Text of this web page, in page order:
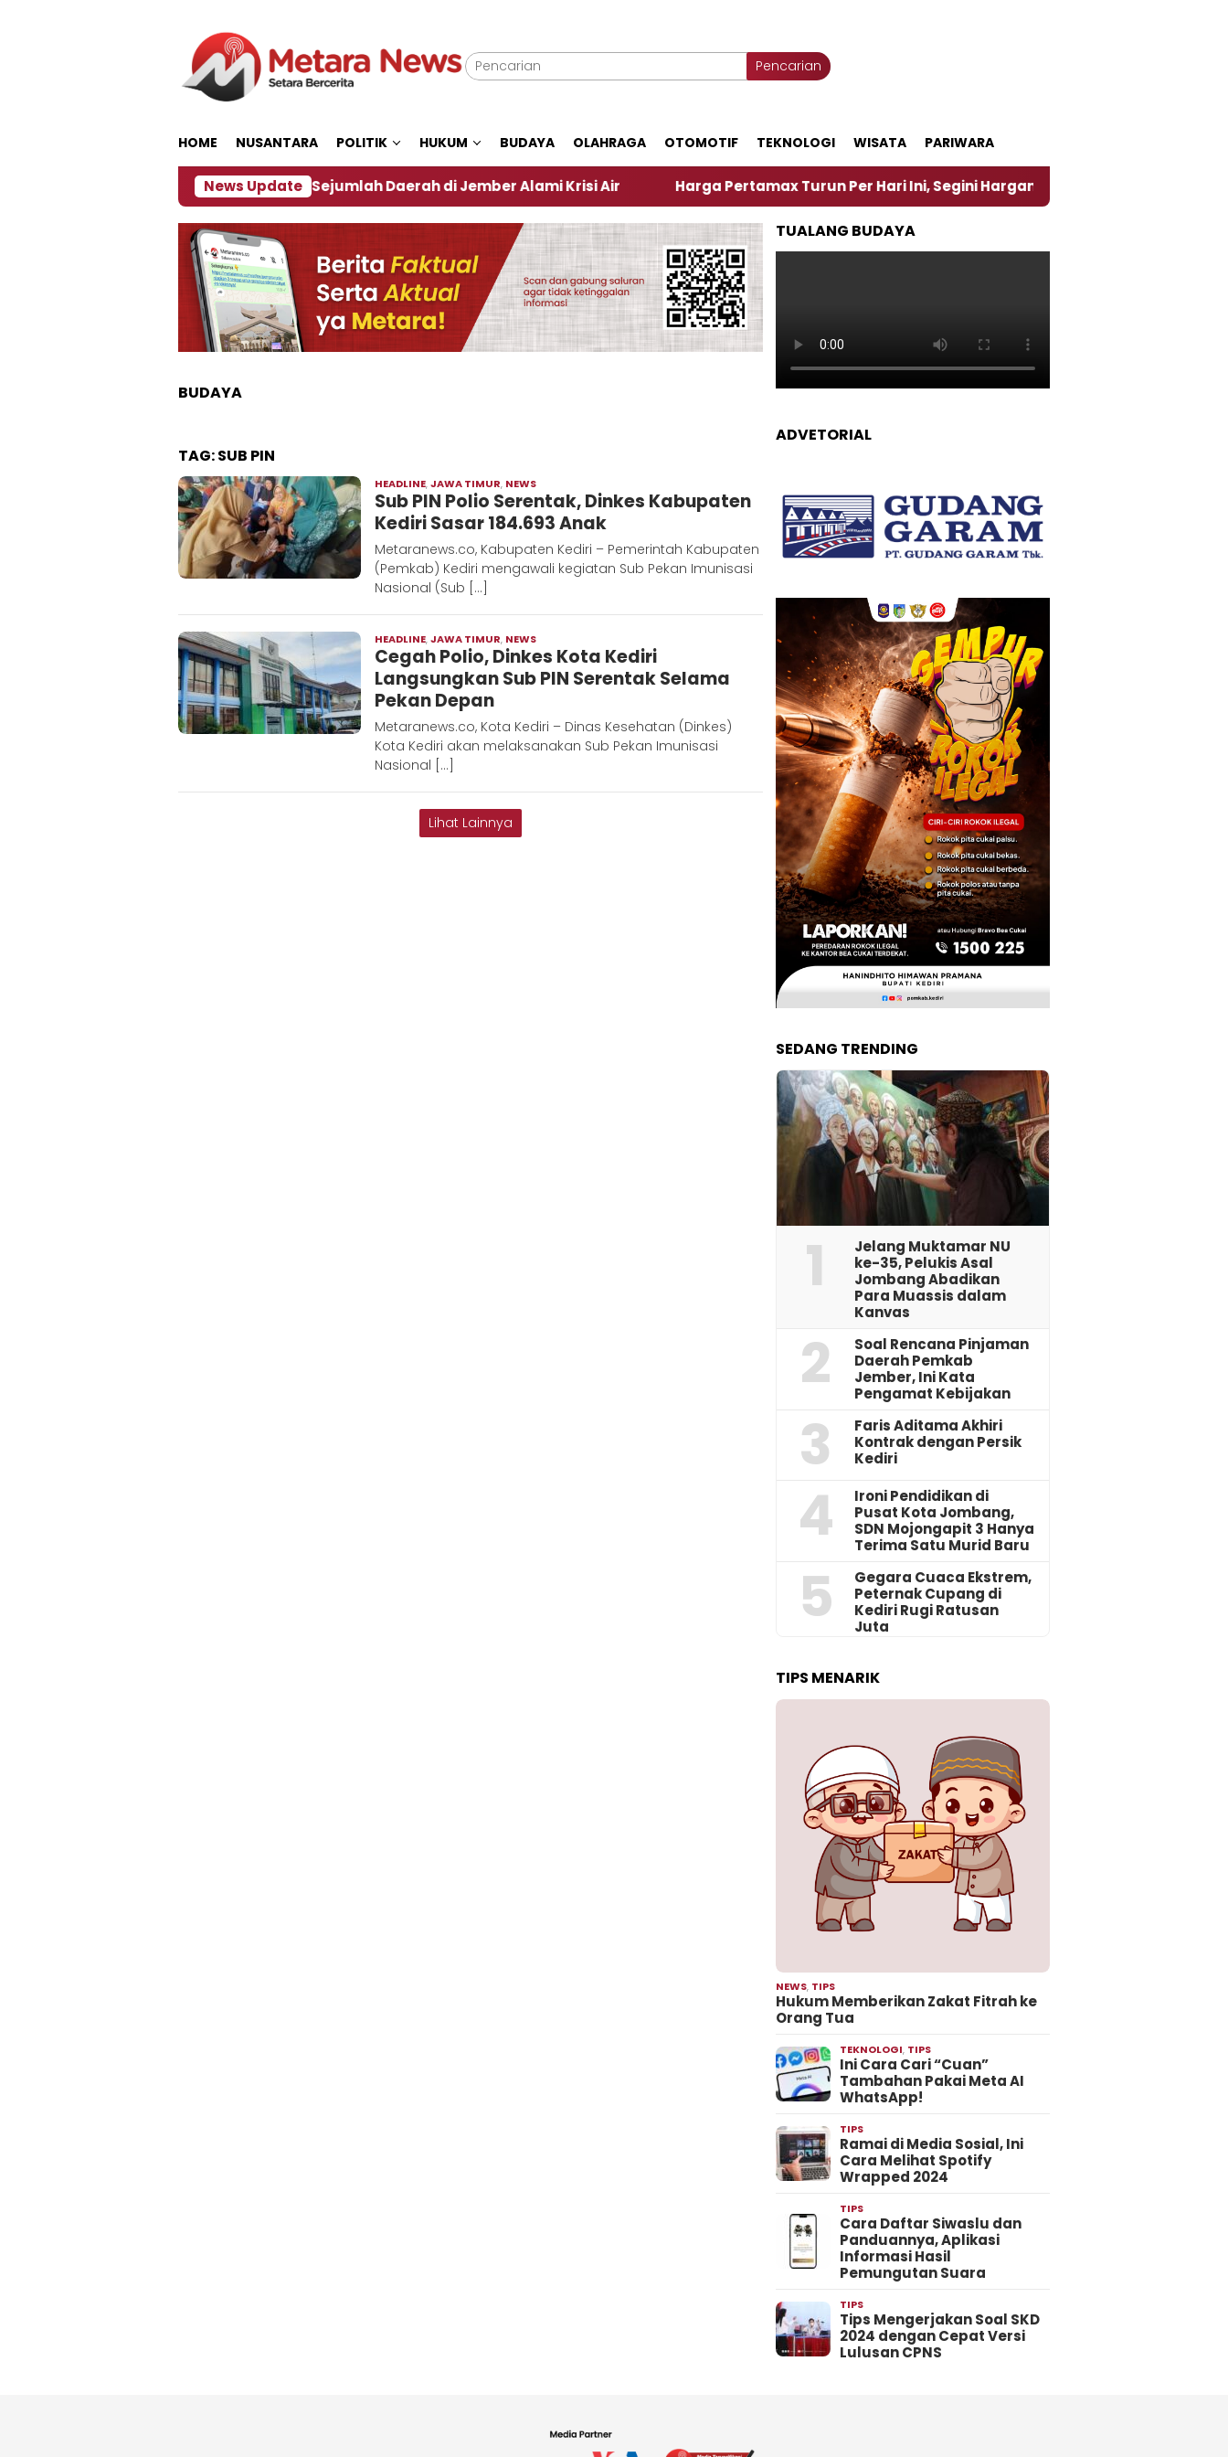
Pencarian
HOME NUSANTARA POLITIK HUKUM BUDAYA OLAHRAGA OTOMOTIF TEKNOLOGI WISATA PARIWARA
News Update
Dampak El Nino, Sejumlah Daerah di Jember Alami Krisi Air Harga Pertamax Turun Per Hari Ini, Segini Harganya ‎Nasirun Maestro Lukis
BUDAYA
TAG:SUB PIN
HEADLINE,JAWA TIMUR, NEWS
Hadi
Sub PIN Polio Serentak, Dinkes Kabupaten
Kediri Sasar 184.693 Anak
Metaranews.co, Kabupaten Kediri – Pemerintah Kabupaten
(Pemkab) Kediri mengawali kegiatan Sub Pekan Imunisasi
Nasional (Sub […]
HEADLINE,JAWA TIMUR, NEWS
Hadi
Cegah Polio, Dinkes Kota Kediri
Langsungkan Sub PIN Serentak Selama
Pekan Depan
Metaranews.co, Kota Kediri – Dinas Kesehatan (Dinkes)
Kota Kediri akan melaksanakan Sub Pekan Imunisasi
Nasional […]
Lihat Lainnya
TUALANG BUDAYA
ADVETORIAL
SEDANG TRENDING
1
Jelang Muktamar NU
ke-35, Pelukis Asal
Jombang Abadikan
Para Muassis dalam
Kanvas
2
‎Soal Rencana Pinjaman
Daerah Pemkab
Jember, Ini Kata
Pengamat Kebijakan ‎
3
Faris Aditama Akhiri
Kontrak dengan Persik
Kediri
4
Ironi Pendidikan di
Pusat Kota Jombang,
SDN Mojongapit 3 Hanya
Terima Satu Murid Baru
5
‎Gegara Cuaca Ekstrem,
Peternak Cupang di
Kediri Rugi Ratusan
Juta
TIPS MENARIK
NEWS, TIPS
Hukum Memberikan Zakat Fitrah ke
Orang Tua
TEKNOLOGI, TIPS
Ini Cara Cari “Cuan”
Tambahan Pakai Meta AI
WhatsApp!
TIPS
Ramai di Media Sosial, Ini
Cara Melihat Spotify
Wrapped 2024
TIPS
Cara Daftar Siwaslu dan
Panduannya, Aplikasi
Informasi Hasil
Pemungutan Suara
TIPS
Tips Mengerjakan Soal SKD
2024 dengan Cepat Versi
Lulusan CPNS